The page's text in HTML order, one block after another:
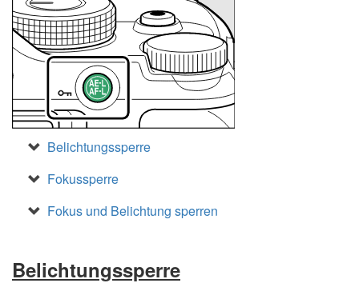
Belichtungssperre
Fokussperre
Fokus und Belichtung sperren
Belichtungssperre